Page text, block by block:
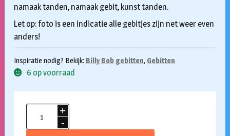
namaak tanden, namaak gebit, kunst tanden.
Let op: foto is een indicatie alle gebitjes zijn net weer even
anders!
Inspiratie nodig? Bekijk: Billy Bob gebitten, Gebitten
6 op voorraad